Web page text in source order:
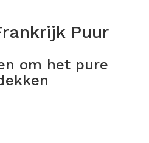
Puur
om het pure